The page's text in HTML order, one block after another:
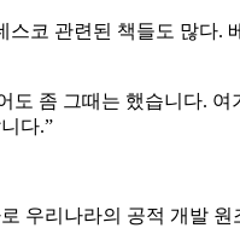
코 관련된 책들도 많다.
도 좀 그때는 했습니다.
다.”
우리나라의 공적 개발